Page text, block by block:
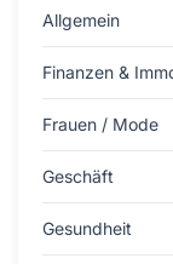
Allgemein
Finanzen &
Frauen / Mode
Geschäft
Gesundheit